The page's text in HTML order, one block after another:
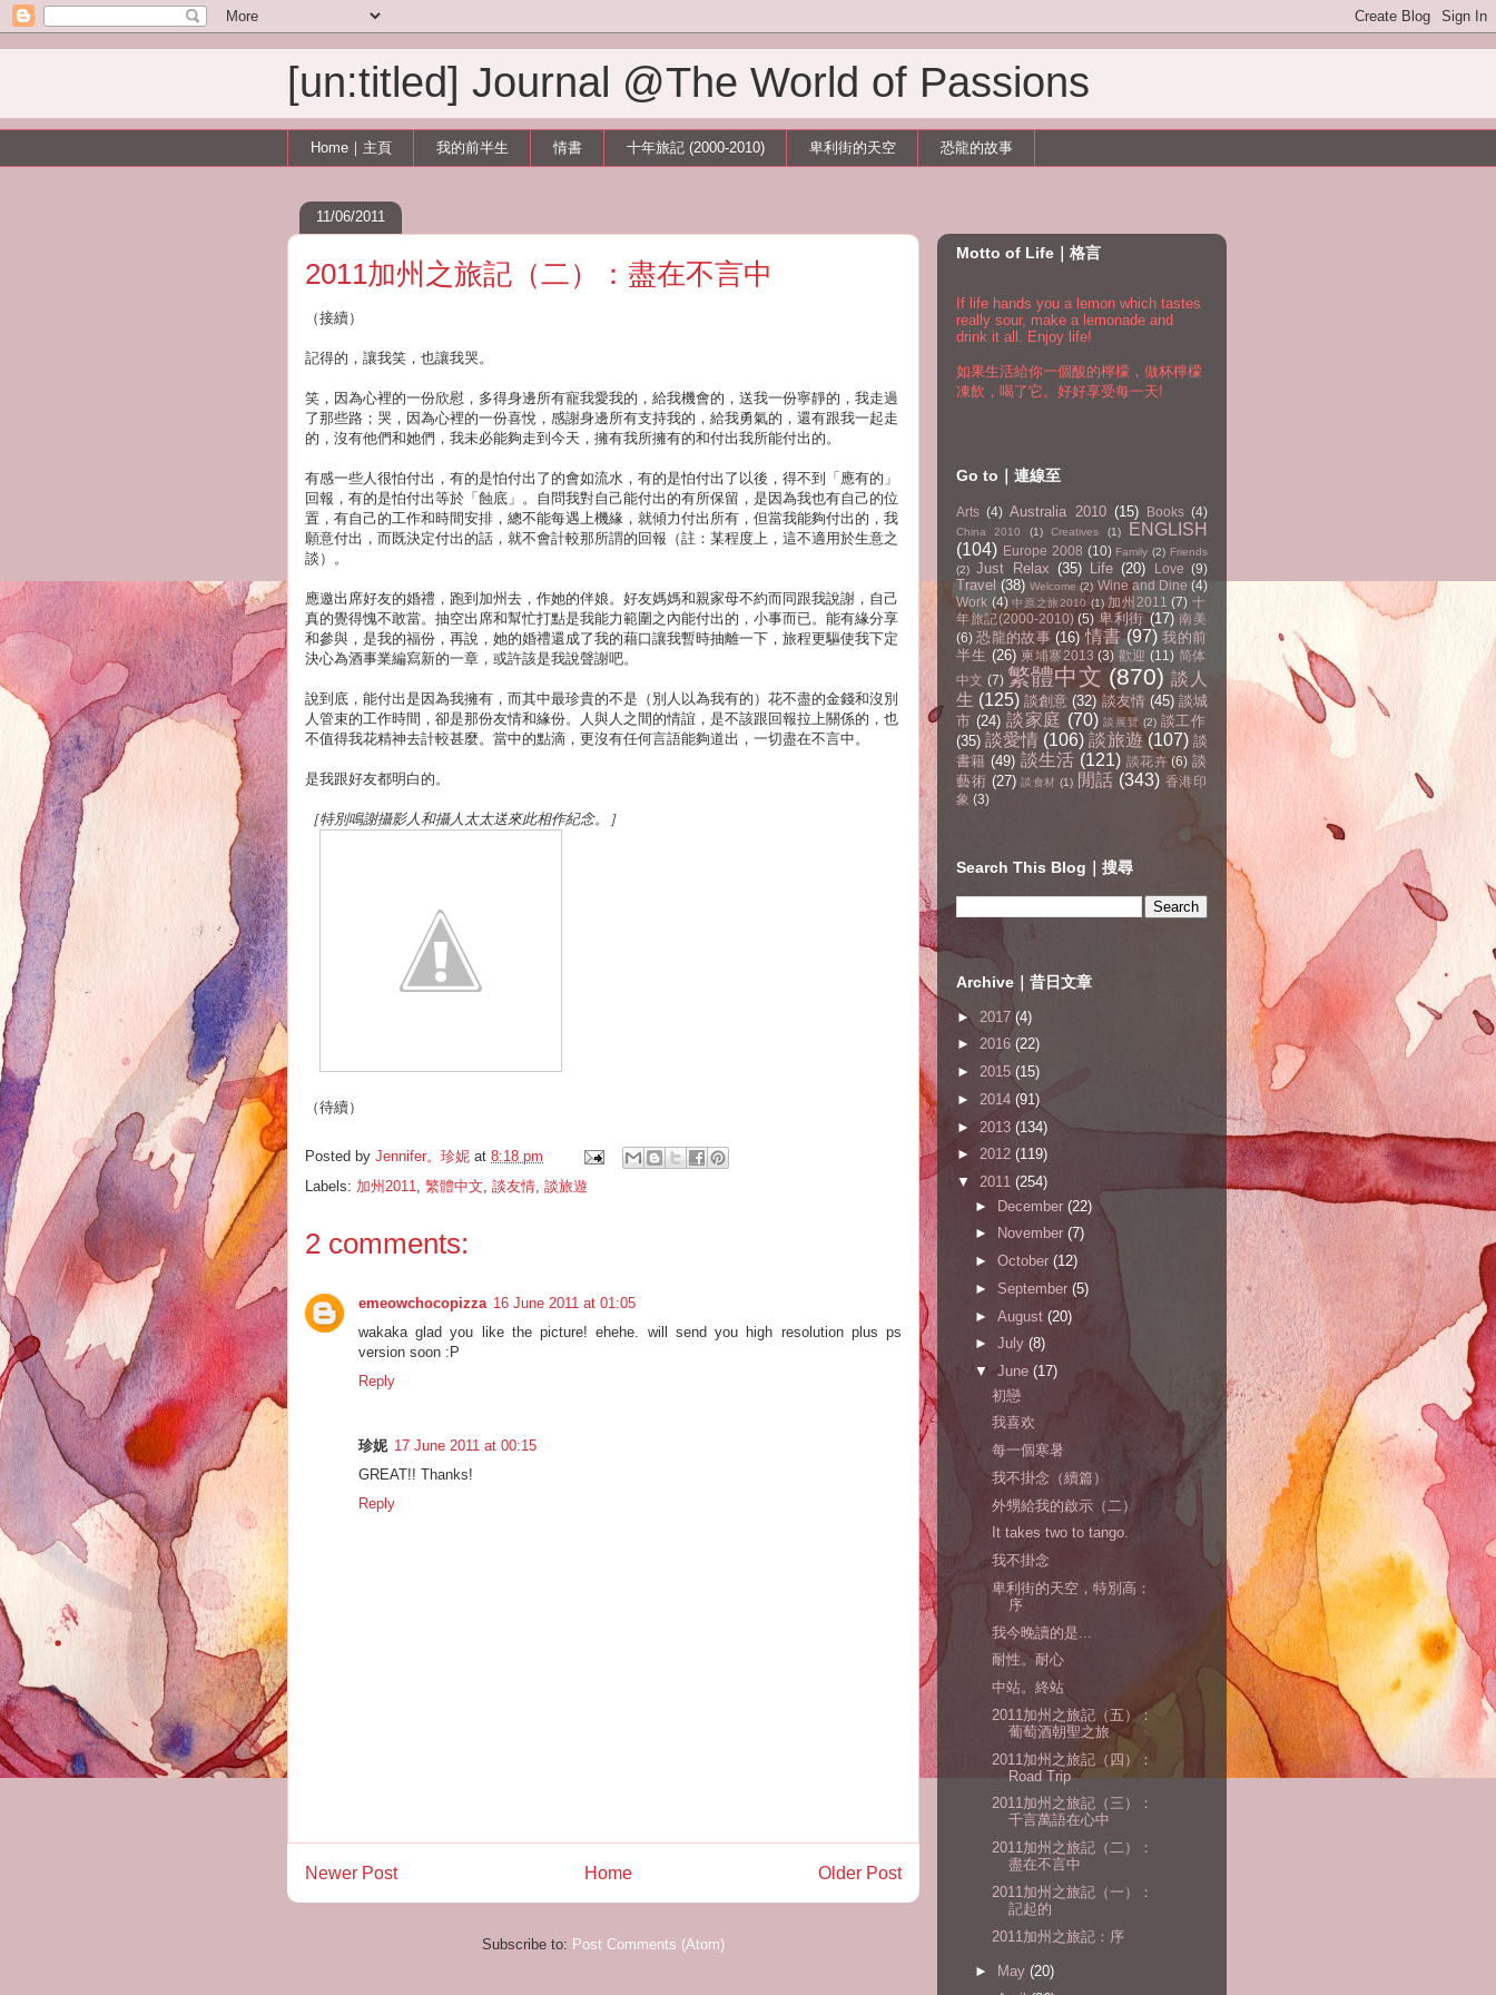
[un:titled] Journal @The World of Passions
Home｜主頁 我的前半生 情書 十年旅記 (2000-2010) 卑利街的天空 恐龍的故事
11/06/2011
2011加州之旅記（二）：盡在不言中
（接續）
記得的，讓我笑，也讓我哭。
笑，因為心裡的一份欣慰，多得身邊所有寵我愛我的，給我機會的，送我一份寧靜的，我走過
了那些路；哭，因為心裡的一份喜悅，感謝身邊所有支持我的，給我勇氣的，還有跟我一起走
的，沒有他們和她們，我未必能夠走到今天，擁有我所擁有的和付出我所能付出的。
有感一些人很怕付出，有的是怕付出了的會如流水，有的是怕付出了以後，得不到「應有的」
回報，有的是怕付出等於「蝕底」。自問我對自己能付出的有所保留，是因為我也有自己的位
置，有自己的工作和時間安排，總不能每遇上機緣，就傾力付出所有，但當我能夠付出的，我
願意付出，而既決定付出的話，就不會計較那所謂的回報（註：某程度上，這不適用於生意之
談）。
應邀出席好友的婚禮，跑到加州去，作她的伴娘。好友媽媽和親家母不約而同跟我說謝，自己
真的覺得愧不敢當。抽空出席和幫忙打點是我能力範圍之內能付出的，小事而已。能有緣分享
和參與，是我的福份，再說，她的婚禮還成了我的藉口讓我暫時抽離一下，旅程更驅使我下定
決心為酒事業編寫新的一章，或許該是我說聲謝吧。
說到底，能付出是因為我擁有，而其中最珍貴的不是（別人以為我有的）花不盡的金錢和沒別
人管束的工作時間，卻是那份友情和緣份。人與人之間的情誼，是不該跟回報拉上關係的，也
不值得我花精神去計較甚麼。當中的點滴，更沒有任何言語能夠道出，一切盡在不言中。
是我跟好友都明白的。
［特別鳴謝攝影人和攝人太太送來此相作紀念。］
（待續）
Posted by Jennifer。珍妮 at 8:18 pm
Labels: 加州2011 繁體中文 談友情 談旅遊
2 comments:
emeowchocopizza 16 June 2011 at 01:05
wakaka glad you like the picture! ehehe. will send you high resolution plus ps
version soon :P
Reply
珍妮 17 June 2011 at 00:15
GREAT!! Thanks!
Reply
Newer Post Older Post
Home
Subscribe to: Post Comments (Atom)
Motto of Life｜格言
If life hands you a lemon which tastes
really sour, make a lemonade and
drink it all. Enjoy life!
如果生活給你一個酸的檸檬，做杯檸檬
凍飲，喝了它。好好享受每一天!
Go to｜連線至
Arts (4) Australia 2010 (15) Books (4)
China 2010 (1) Creatives (1)
ENGLISH
(104) Europe 2008 (10) Family (2) Friends
(2) Just Relax (35) Life (20) Love (9)
Travel (38) Welcome (2) Wine and Dine (4)
Work (4) 中原之旅2010 (1) 加州2011 (7) 十
年旅記(2000-2010) (5) 卑利街 (17) 南美
(6) 恐龍的故事 (16) 情書 (97) 我的前
半生 (26) 柬埔寨2013 (3) 歡迎 (11) 简体
中文 (7) 繁體中文 (870) 談人
生 (125) 談創意 (32) 談友情 (45) 談城
市 (24) 談家庭 (70) 談展覽 (2) 談工作
(35) 談愛情 (106) 談旅遊 (107) 談
書籍 (49) 談生活 (121) 談花卉 (6) 談
藝術 (27) 談食材 (1) 閒話 (343) 香港印
象 (3)
Search This Blog｜搜尋
Archive｜昔日文章
► 2017 (4)
► 2016 (22)
► 2015 (15)
► 2014 (91)
► 2013 (134)
► 2012 (119)
▼ 2011 (254)
► December (22)
►
November (7)
► October (12)
► September (5)
► August (20)
► July (8)
▼ June (17)
初戀
我喜欢
每一個寒暑
我不掛念（續篇）
外甥給我的啟示（二）
It takes two to tango.
我不掛念
卑利街的天空，特別高：
序
我今晚讀的是...
耐性。耐心
中站。終站
2011加州之旅記（五）：
葡萄酒朝聖之旅
2011加州之旅記（四）：
Road Trip
2011加州之旅記（三）：
千言萬語在心中
2011加州之旅記（二）：
盡在不言中
2011加州之旅記（一）：
記起的
2011加州之旅記：序
► May (20)